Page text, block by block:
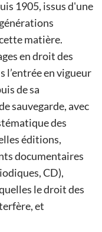
1905, issus d'une
matière.
en droit des
l’entrée en vigueur
de sa
sauvegarde, avec
des
éditions,
documentaires
CD),
le droit des
et